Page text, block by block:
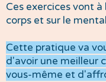
Ces exercices vont à
corps et sur le
Cette pratique va
d'avoir une meilleur
vous-même et